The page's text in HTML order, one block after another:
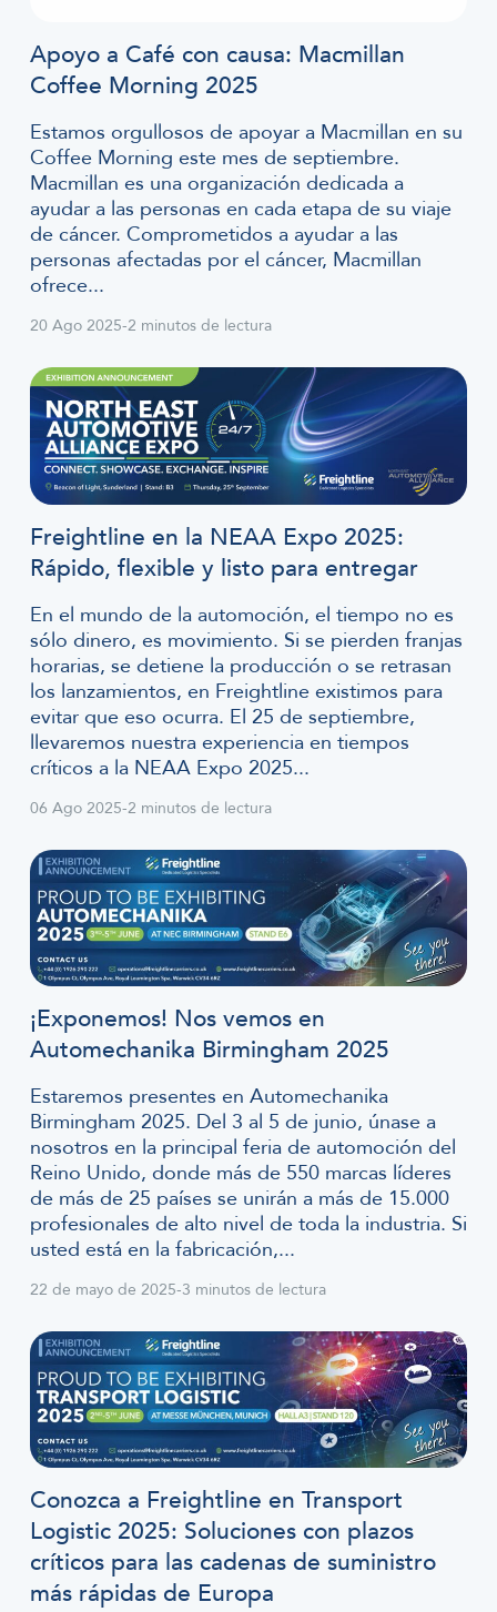
Apoyo a Café con causa: Macmillan
Coffee Morning 2025
Estamos orgullosos de apoyar a Macmillan en su
Coffee Morning este mes de septiembre.
Macmillan es una organización dedicada a
ayudar a las personas en cada etapa de su viaje
de cáncer. Comprometidos a ayudar a las
personas afectadas por el cáncer, Macmillan
ofrece...
20 Ago 2025-2 minutos de lectura
Freightline en la NEAA Expo 2025:
Rápido, flexible y listo para entregar
En el mundo de la automoción, el tiempo no es
sólo dinero, es movimiento. Si se pierden franjas
horarias, se detiene la producción o se retrasan
los lanzamientos, en Freightline existimos para
evitar que eso ocurra. El 25 de septiembre,
llevaremos nuestra experiencia en tiempos
críticos a la NEAA Expo 2025...
06 Ago 2025-2 minutos de lectura
¡Exponemos! Nos vemos en
Automechanika Birmingham 2025
Estaremos presentes en Automechanika
Birmingham 2025. Del 3 al 5 de junio, únase a
nosotros en la principal feria de automoción del
Reino Unido, donde más de 550 marcas líderes
de más de 25 países se unirán a más de 15.000
profesionales de alto nivel de toda la industria. Si
usted está en la fabricación,...
22 de mayo de 2025-3 minutos de lectura
Conozca a Freightline en Transport
Logistic 2025: Soluciones con plazos
críticos para las cadenas de suministro
más rápidas de Europa